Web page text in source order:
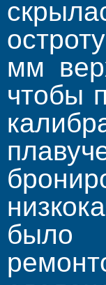
мм
чтобы
было